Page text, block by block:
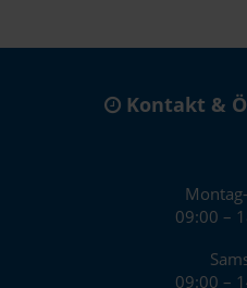
Kontakt &
09:00 –
09:00 –